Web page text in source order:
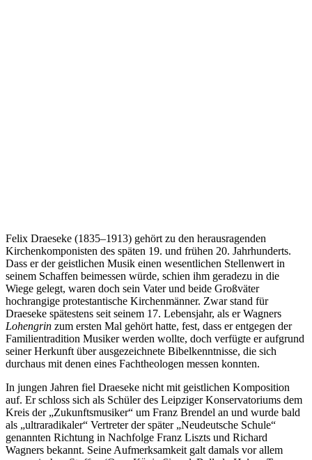
Felix Draeseke (1835–1913) gehört zu den herausragenden
Kirchenkomponisten des späten 19. und frühen 20. Jahrhunderts.
Dass er der geistlichen Musik einen wesentlichen Stellenwert in
seinem Schaffen beimessen würde, schien ihm geradezu in die
Wiege gelegt, waren doch sein Vater und beide Großväter
hochrangige protestantische Kirchenmänner. Zwar stand für
Draeseke spätestens seit seinem 17. Lebensjahr, als er Wagners
Lohengrin zum ersten Mal gehört hatte, fest, dass er entgegen der
Familientradition Musiker werden wollte, doch verfügte er aufgrund
seiner Herkunft über ausgezeichnete Bibelkenntnisse, die sich
durchaus mit denen eines Fachtheologen messen konnten.
In jungen Jahren fiel Draeseke nicht mit geistlichen Komposition
auf. Er schloss sich als Schüler des Leipziger Konservatoriums dem
Kreis der „Zukunftsmusiker“ um Franz Brendel an und wurde bald
als „ultraradikaler“ Vertreter der später „Neudeutsche Schule“
genannten Richtung in Nachfolge Franz Liszts und Richard
Wagners bekannt. Seine Aufmerksamkeit galt damals vor allem